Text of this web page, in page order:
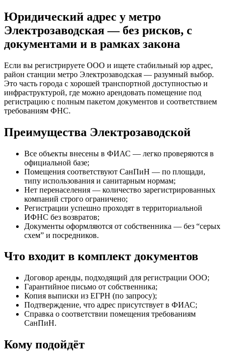
Юридический адрес у метро
Электрозаводская — без рисков, с
документами и в рамках закона
Если вы регистрируете ООО и ищете стабильный юр адрес,
район станции метро Электрозаводская — разумный выбор.
Это часть города с хорошей транспортной доступностью и
инфраструктурой, где можно арендовать помещение под
регистрацию с полным пакетом документов и соответствием
требованиям ФНС.
Преимущества Электрозаводской
Все объекты внесены в ФИАС — легко проверяются в
официальной базе;
Помещения соответствуют СанПиН — по площади,
типу использования и санитарным нормам;
Нет перенаселения — количество зарегистрированных
компаний строго ограничено;
Регистрации успешно проходят в территориальной
ИФНС без возвратов;
Документы оформляются от собственника — без “серых
схем” и посредников.
Что входит в комплект документов
Договор аренды, подходящий для регистрации ООО;
Гарантийное письмо от собственника;
Копия выписки из ЕГРН (по запросу);
Подтверждение, что адрес присутствует в ФИАС;
Справка о соответствии помещения требованиям
СанПиН.
Кому подойдёт